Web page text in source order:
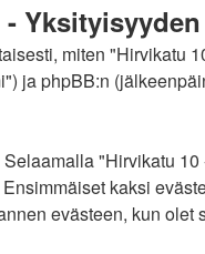
miten "Hirvikatu
ja phpBB:n
"Hirvikatu
kaksi
evästeen, kun